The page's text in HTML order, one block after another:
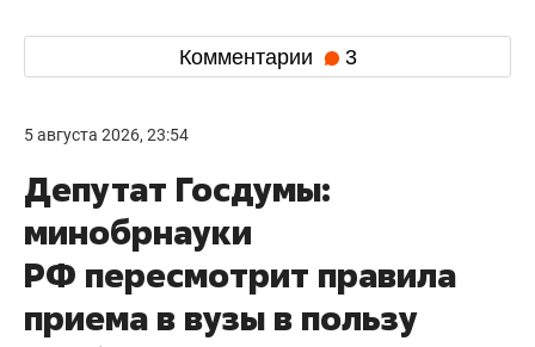
Комментарии 3
5 августа 2026, 23:54
Депутат Госдумы:
минобрнауки
РФ пересмотрит правила
приема в вузы в пользу